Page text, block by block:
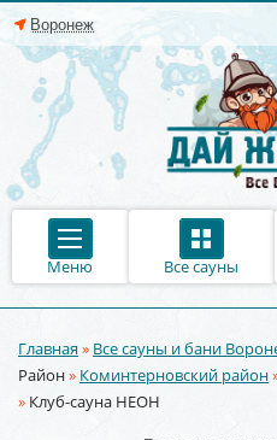
Меню Все сауны
Вы здесь
Главная» Все сауны и бани
Район» Коминтерновский район
» Клуб-сауна НЕОН